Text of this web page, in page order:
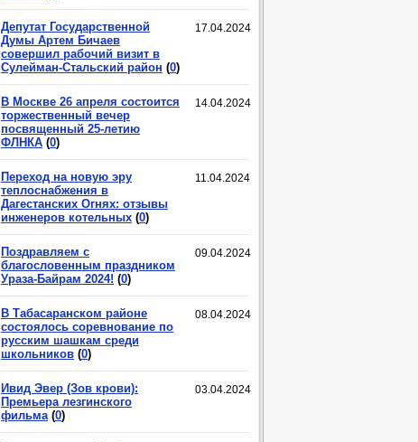
17.04.2024
Депутат Государственной
Думы Артем Бичаев
совершил рабочий визит в
Сулейман-Стальский район (0)
14.04.2024
В Москве 26 апреля состоится
торжественный вечер
посвященный 25-летию
ФЛНКА (0)
11.04.2024
Переход на новую эру
теплоснабжения в
Дагестанских Огнях: отзывы
инженеров котельных (0)
09.04.2024
Поздравляем с
благословенным праздником
Ураза-Байрам 2024! (0)
08.04.2024
В Табасаранском районе
состоялось соревнование по
русским шашкам среди
школьников (0)
03.04.2024
Ивид Эвер (Зов крови):
Премьера лезгинского
фильма (0)